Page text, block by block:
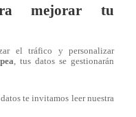
mejorar tu
el tráfico y personalizar
, tus datos se gestionarán
te invitamos leer nuestra